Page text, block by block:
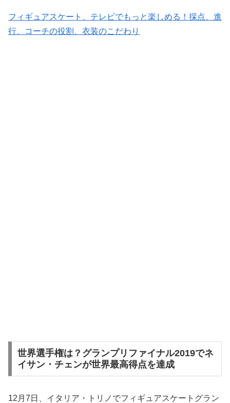
フィギュアスケート、テレビでもっと楽しめる！採点、進
行、コーチの役割、衣装のこだわり
世界選手権は？グランプリファイナル2019でネ
イサン・チェンが世界最高得点を達成
12月7日、イタリア・トリノでフィギュアスケートグラン